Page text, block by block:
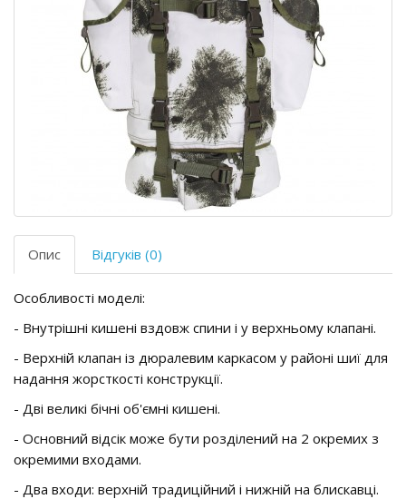
Опис Відгуків (0)
Особливості моделі:
- Внутрішні кишені вздовж спини і у верхньому клапані.
- Верхній клапан із дюралевим каркасом у районі шиї для
надання жорсткості конструкції.
- Дві великі бічні об'ємні кишені.
- Основний відсік може бути розділений на 2 окремих з
окремими входами.
- Два входи: верхній традиційний і нижній на блискавці.